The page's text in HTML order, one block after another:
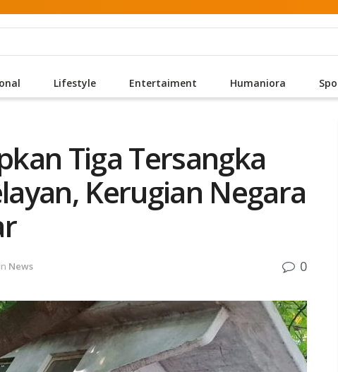
Lifestyle Entertaiment Humaniora
Tiga Tersangka
Kerugian Negara
in News 0